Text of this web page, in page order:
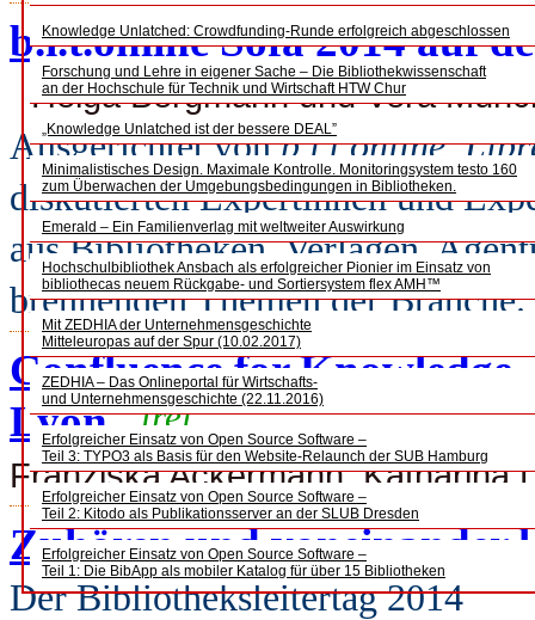
Knowledge Unlatched: Crowdfunding-Runde erfolgreich abgeschlossen
Forschung und Lehre in eigener Sache – Die Bibliothekwissenschaft
an der Hochschule für Technik und Wirtschaft HTW Chur
„Knowledge Unlatched ist der bessere DEAL”
Minimalistisches Design. Maximale Kontrolle. Monitoringsystem testo 160
zum Überwachen der Umgebungsbedingungen in Bibliotheken.
Emerald – Ein Familienverlag mit weltweiter Auswirkung
Hochschulbibliothek Ansbach als erfolgreicher Pionier im Einsatz von
bibliothecas neuem Rückgabe- und Sortiersystem flex AMH™
Mit ZEDHIA der Unternehmensgeschichte
Mitteleuropas auf der Spur (10.02.2017)
ZEDHIA – Das Onlineportal für Wirtschafts-
und Unternehmensgeschichte (22.11.2016)
Erfolgreicher Einsatz von Open Source Software –
Teil 3: TYPO3 als Basis für den Website-Relaunch der SUB Hamburg
Erfolgreicher Einsatz von Open Source Software –
Teil 2: Kitodo als Publikationsserver an der SLUB Dresden
Erfolgreicher Einsatz von Open Source Software –
Teil 1: Die BibApp als mobiler Katalog für über 15 Bibliotheken
b.i.t.online Sofa 2014 auf
Helga Bergmann und Vera
Ausgerichtet vonb.i.t.online,
diskutierten Expertinnen und
aus Bibliotheken, Verlagen,
brennenden Themen der Branche.
Confluence for Knowledge
Lyon frei
Franziska Ackermann, Katharina
Zuhören und voneinander
Der Bibliotheksleitertag 2014